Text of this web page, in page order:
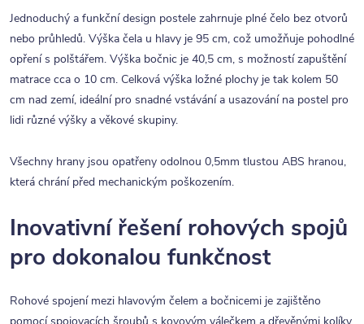
Jednoduchý a funkční design postele zahrnuje plné čelo bez otvorů
nebo průhledů. Výška čela u hlavy je 95 cm, což umožňuje pohodlné
opření s polštářem. Výška bočnic je 40,5 cm, s možností zapuštění
matrace cca o 10 cm. Celková výška ložné plochy je tak kolem 50
cm nad zemí, ideální pro snadné vstávání a usazování na postel pro
lidi různé výšky a věkové skupiny.
Všechny hrany jsou opatřeny odolnou 0,5mm tlustou ABS hranou,
která chrání před mechanickým poškozením.
Inovativní řešení rohových spojů
pro dokonalou funkčnost
Rohové spojení mezi hlavovým čelem a bočnicemi je zajištěno